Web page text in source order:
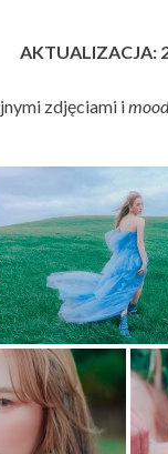
AKTUALIZACJA:
zdjęciami i